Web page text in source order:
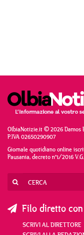
OlbiaNotizie.it © 2026 Damos
P.IVA 02650290907
Giornale quotidiano online
Pausania, decreto n°1/2016
Filo diretto
SCRIVI AL DIRETTORE